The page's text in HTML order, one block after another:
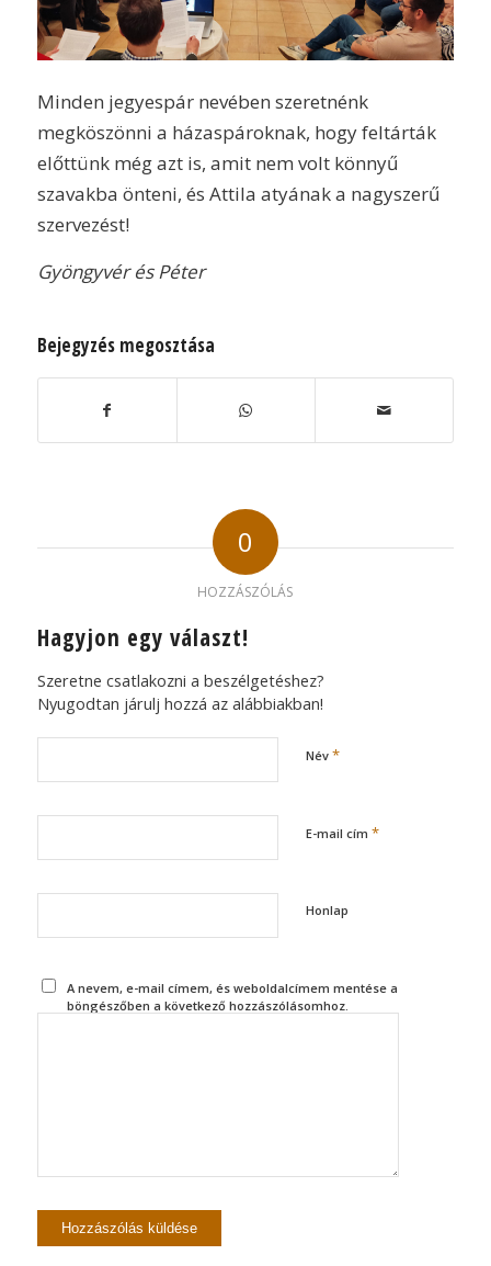
Minden jegyespár nevében szeretnénk
megköszönni a házaspároknak, hogy feltárták
előttünk még azt is, amit nem volt könnyű
szavakba önteni, és Attila atyának a nagyszerű
szervezést!
Gyöngyvér és Péter
Bejegyzés megosztása
0
HOZZÁSZÓLÁS
Hagyjon egy választ!
Szeretne csatlakozni a beszélgetéshez?
Nyugodtan járulj hozzá az alábbiakban!
Név *
E-mail cím *
Honlap
A nevem, e-mail címem, és weboldalcímem mentése a
böngészőben a következő hozzászólásomhoz.